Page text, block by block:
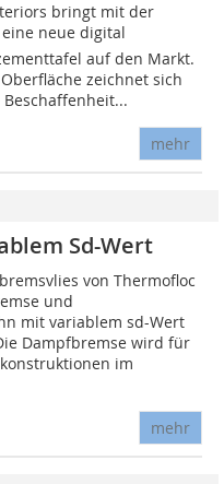
bringt mit der
eine neue digital
auf den Markt.
zeichnet sich
mehr
Sd-Wert
von Thermofloc
und
mit variablem sd-Wert
Dampfbremse wird für
im
mehr